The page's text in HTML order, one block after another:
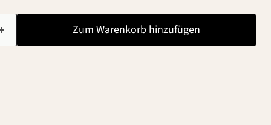
Zum Warenkorb hinzufügen